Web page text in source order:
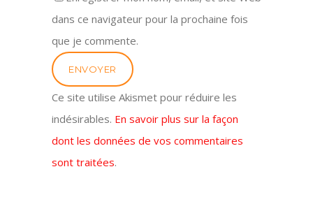
dans ce navigateur pour la prochaine fois
que je commente.
Ce site utilise Akismet pour réduire les
indésirables. En savoir plus sur la façon
dont les données de vos commentaires
sont traitées.